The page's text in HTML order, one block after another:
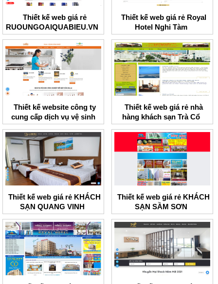
Thiết kế web giá rẻ
RUOUNGOAIQUABIEU.VN
Thiết kế web giá rẻ Royal
Hotel Nghi Tàm
Thiết kế website công ty
cung cấp dịch vụ vệ sinh
Cella
Thiết kế web giá rẻ nhà
hàng khách sạn Trà Cổ
Thiết kế web giá rẻ KHÁCH
SẠN QUANG VINH
Thiết kế web giá rẻ KHÁCH
SẠN SẦM SƠN